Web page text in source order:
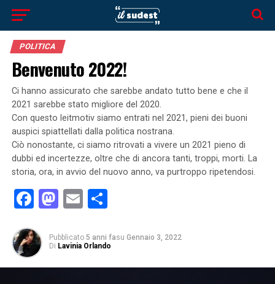
POLITICA
Benvenuto 2022!
Ci hanno assicurato che sarebbe andato tutto bene e che il
2021 sarebbe stato migliore del 2020.
Con questo leitmotiv siamo entrati nel 2021, pieni dei buoni
auspici spiattellati dalla politica nostrana.
Ciò nonostante, ci siamo ritrovati a vivere un 2021 pieno di
dubbi ed incertezze, oltre che di ancora tanti, troppi, morti. La
storia, ora, in avvio del nuovo anno, va purtroppo ripetendosi.
Facebook
Mastodon
EmailCondividi
Pubblicato 5 anni fasu Gennaio 3, 2022
Di Lavinia Orlando